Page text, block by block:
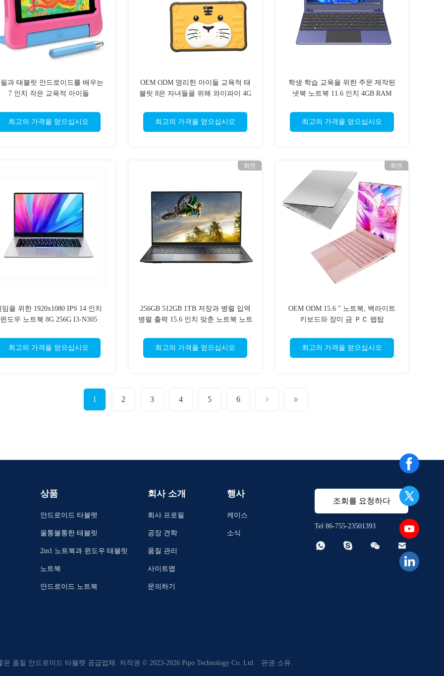
과 태블릿 안드로이드를 배우는
7 인치 작은 교육적 아이들
최고의 가격을 얻으십시오
OEM ODM 영리한 아이들 교육적 태
블릿 8은 자녀들을 위해 와이파이 4G
최고의 가격을 얻으십시오
학생 학습 교육을 위한 주문 제작된
넷북 노트북 11.6 인치 4GB RAM
최고의 가격을 얻으십시오
임을 위한 1920x1080 IPS 14 인치
윈도우 노트북 8G 256G I3-N305
최고의 가격을 얻으십시오
화면
256GB 512GB 1TB 저장과 병렬 입역
병렬 출력 15.6 인치 맞춘 노트북 노트
최고의 가격을 얻으십시오
화면
OEM ODM 15.6 " 노트북, 백라이트
키보드와 장미 금 ＰＣ 랩탑
최고의 가격을 얻으십시오
1 2 3 4 5 6
상품
안드로이드 타블렛
울퉁불퉁한 태블릿
2in1 노트북과 윈도우 태블릿
노트북
안드로이드 노트북
회사 소개
회사 프로필
공장 견학
품질 관리
사이트맵
문의하기
행사
케이스
소식
조회를 요청하다
Tel 86-755-23501393
   
품질 안드로이드 타블렛 공급업체. 저작권 © 2023-2026 Pipo Technology Co. Ltd. . 판권 소유.